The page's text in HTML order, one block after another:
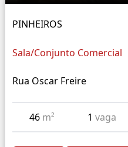
PINHEIROS
Sala/Conjunto Comercial
Rua Oscar Freire
46 m² 1 vaga